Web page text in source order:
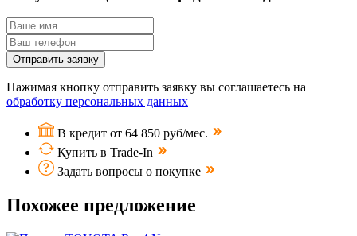
Отправить заявку
Нажимая кнопку отправить заявку вы соглашаетесь на
обработку персональных данных
В кредит от 64 850 руб/мес.
Купить в Trade-In
Задать вопросы о покупке
Похожее предложение